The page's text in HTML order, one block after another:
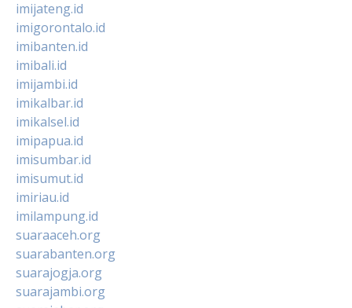
imijateng.id
imigorontalo.id
imibanten.id
imibali.id
imijambi.id
imikalbar.id
imikalsel.id
imipapua.id
imisumbar.id
imisumut.id
imiriau.id
imilampung.id
suaraaceh.org
suarabanten.org
suarajogja.org
suarajambi.org